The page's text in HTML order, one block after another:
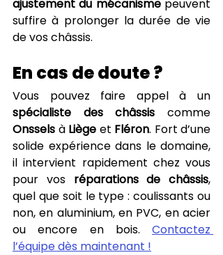
ajustement du mécanisme peuvent
suffire à prolonger la durée de vie
de vos châssis.
En cas de doute ?
spécialiste des châssis
Onssels à Liège et Fléron. Fort d’une
solide expérience dans le domaine,
il intervient rapidement chez vous
pour vos réparations de châssis,
quel que soit le type : coulissants ou
non, en aluminium, en PVC, en acier
ou encore en bois. Contactez
l’équipe dès maintenant !